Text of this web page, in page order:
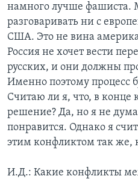
намного лучше фашиста.
разговаривать ни с
США. Это не вина
Россия не хочет вести
русских, и они должны
Именно поэтому процесс
Считаю ли я, что, в конце
решение? Да, но я не
понравится. Однако я
этим конфликтом так же,
И.Д.: Какие конфликты